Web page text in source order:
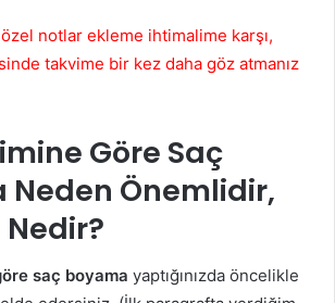
notlar ekleme ihtimalime karşı,
takvime bir kez daha göz atmanız
Göre Saç
Neden Önemlidir,
Nedir?
saç boyama yaptığınızda öncelikle